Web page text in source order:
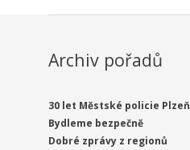
Archiv pořadů
30 let Městské policie Plzeň
Bydleme bezpečně
Dobré zprávy z regionů